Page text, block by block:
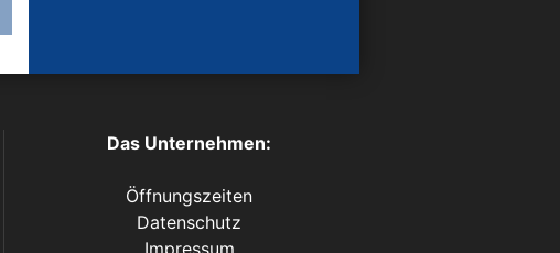
Das Unternehmen:
Öffnungszeiten
Datenschutz
Impressum